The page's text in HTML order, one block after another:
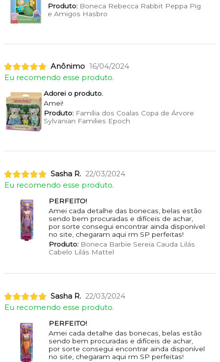
Produto:Boneca Rebecca Rabbit Peppa Pig
e Amigos Hasbro
Anônimo 16/04/2024
Eu recomendo esse produto.
Adorei o produto.
Amei!
Produto:Família dos Coalas Copa de Árvore
Sylvanian Families Epoch
Sasha R. 22/03/2024
Eu recomendo esse produto.
PERFEITO!
Amei cada detalhe das bonecas, belas estão
sendo bem procuradas e difíceis de achar,
por sorte consegui encontrar ainda disponível
no site, chegaram aqui rm SP perfeitas!
Produto:Boneca Barbie Sereia Cauda Lilás
Cabelo Lilás Mattel
Sasha R. 22/03/2024
Eu recomendo esse produto.
PERFEITO!
Amei cada detalhe das bonecas, belas estão
sendo bem procuradas e difíceis de achar,
por sorte consegui encontrar ainda disponível
no site, chegaram aqui rm SP perfeitas!